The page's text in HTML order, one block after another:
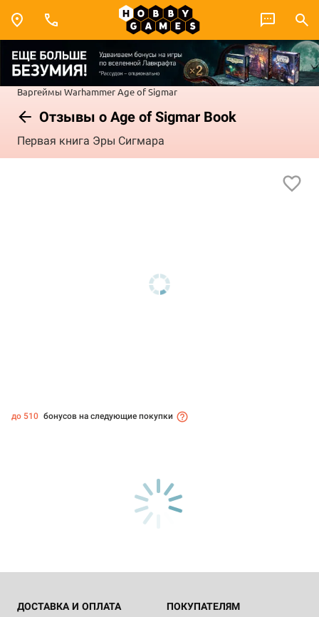
Варгеймы WarhammerAge of Sigmar
Отзывы о Age of Sigmar Book
Первая книга Эры Сигмара
до 510 бонусов на следующие покупки
ДОСТАВКА И ОПЛАТА ПОКУПАТЕЛЯМ